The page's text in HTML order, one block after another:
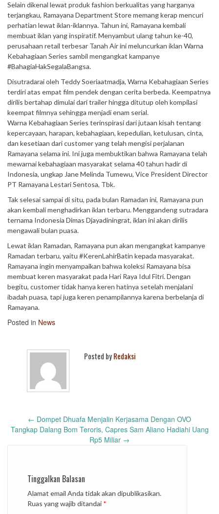
Selain dikenal lewat produk fashion berkualitas yang harganya
terjangkau, Ramayana Department Store memang kerap mencuri
perhatian lewat iklan-iklannya. Tahun ini, Ramayana kembali
membuat iklan yang inspiratif. Menyambut ulang tahun ke-40,
perusahaan retail terbesar Tanah Air ini meluncurkan iklan Warna
Kebahagiaan Series sambil mengangkat kampanye
#BahagiaHakSegalaBangsa.
Disutradarai oleh Teddy Soeriaatmadja, Warna Kebahagiaan Series
terdiri atas empat film pendek dengan cerita berbeda. Keempatnya
dirilis bertahap dimulai dari trailer hingga ditutup oleh kompilasi
keempat filmnya sehingga menjadi enam serial.
Warna Kebahagiaan Series terinspirasi dari jutaan kisah tentang
kepercayaan, harapan, kebahagiaan, kepedulian, ketulusan, cinta,
dan kesetiaan dari customer yang telah mengisi perjalanan
Ramayana selama ini. Ini juga membuktikan bahwa Ramayana telah
mewarnai kebahagiaan masyarakat selama 40 tahun hadir di
Indonesia, ungkap Jane Melinda Tumewu, Vice President Director
PT Ramayana Lestari Sentosa, Tbk.
Tak selesai sampai di situ, pada bulan Ramadan ini, Ramayana pun
akan kembali menghadirkan iklan terbaru. Menggandeng sutradara
ternama Indonesia Dimas Djayadiningrat, iklan ini akan dirilis
mengawali bulan puasa.
Lewat iklan Ramadan, Ramayana pun akan mengangkat kampanye
Ramadan terbaru, yaitu #KerenLahirBatin kepada masyarakat.
Ramayana ingin menyampaikan bahwa koleksi Ramayana bisa
membuat keren masyarakat pada Hari Raya Idul Fitri. Dengan
begitu, customer tidak hanya keren hatinya setelah menjalani
ibadah puasa, tapi juga keren penampilannya karena berbelanja di
Ramayana.
Posted in News
Posted byRedaksi
navigation
← Dompet Dhuafa Menjalin Kerjasama Dengan OVO
Tangkap Dalang Bom Teroris, Capres Sam Aliano Hadiahi Uang
Rp5 Miliar →
Tinggalkan Balasan
Alamat email Anda tidak akan dipublikasikan.
Ruas yang wajib ditandai *